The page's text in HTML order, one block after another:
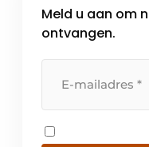
Meld u aan om
ontvangen.